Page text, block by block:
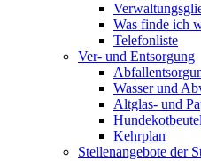
Was finde ich
Telefonliste
Ver- und Entsorgung
Wasser und
Altglas- und
Kehrplan
Stellenangebote der